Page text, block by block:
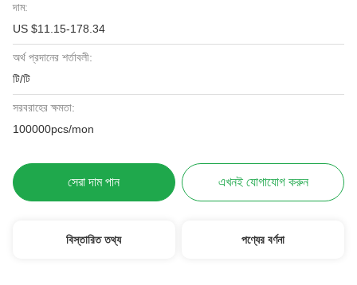
দাম:
US $11.15-178.34
অর্থ প্রদানের শর্তাবলী:
টি/টি
সরবরাহের ক্ষমতা:
100000pcs/mon
সেরা দাম পান এখনই যোগাযোগ করুন
বিস্তারিত তথ্য পণ্যের বর্ণনা